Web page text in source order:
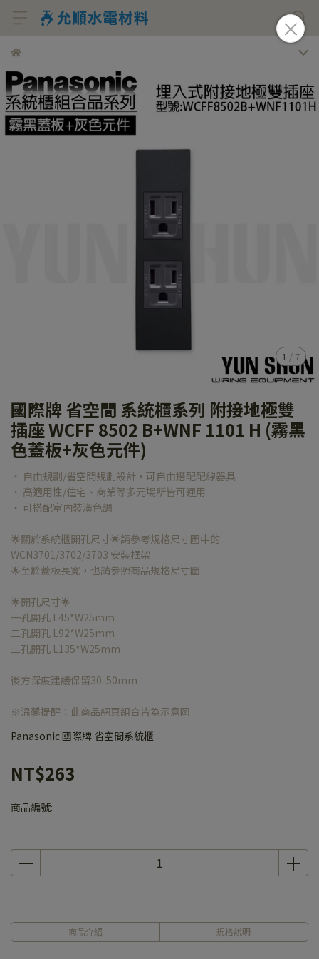
1 / 7
國際牌 省空間 系統櫃系列 附接地極雙
插座 WCFF 8502 B+WNF 1101 H (霧黑
色蓋板+灰色元件)
‧ 自由規劃/省空間規劃設計，可自由搭配配線器具
‧ 高適用性/住宅、商業等多元場所皆可運用
‧ 可搭配室內裝潢色調
🌟關於系統櫃開孔尺寸🌟請參考規格尺寸圖中的
WCN3701/3702/3703 安裝框架
🌟至於蓋板長寬，也請參照商品規格尺寸圖
🌟開孔尺寸🌟
一孔開孔 L45*W25mm
二孔開孔 L92*W25mm
三孔開孔 L135*W25mm
後方深度建議保留30-50mm
※溫馨提醒：此商品網頁組合皆為示意圖
Panasonic 國際牌 省空間系統櫃
NT$263
商品編號:
商品介紹 規格說明